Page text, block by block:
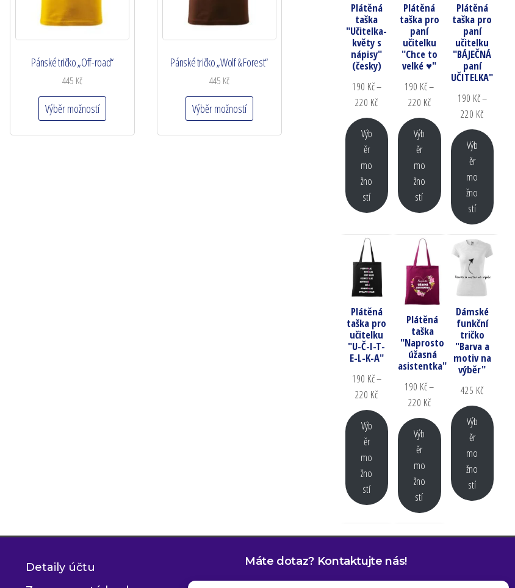
Pánské tričko „Off-road“
445 Kč
Výběr možností
Pánské tričko „Wolf & Forest“
445 Kč
Výběr možností
Plátěná
taška
"Učitelka-
květy s
nápisy"
(česky)
190 Kč–
220 Kč
Výb
ěr
mo
žno
stí
Plátěná
taška pro
paní
učitelku
"Chce to
velké ♥"
190 Kč–
220 Kč
Výb
ěr
mo
žno
stí
Plátěná
taška pro
paní
učitelku
"BÁJEČNÁ
paní
UČITELKA"
190 Kč–
220 Kč
Výb
ěr
mo
žno
stí
Plátěná
taška pro
učitelku
"U-Č-I-T-
E-L-K-A"
190 Kč–
220 Kč
Výb
ěr
mo
žno
stí
Plátěná
taška
"Naprosto
úžasná
asistentka"
190 Kč–
220 Kč
Výb
ěr
mo
žno
stí
Dámské
funkční
tričko
"Barva a
motiv na
výběr"
425 Kč
Výb
ěr
mo
žno
stí
Detaily účtu
Máte dotaz? Kontaktujte nás!